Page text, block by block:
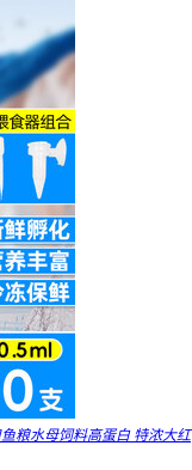
粮水母饲料高蛋白 特浓大红